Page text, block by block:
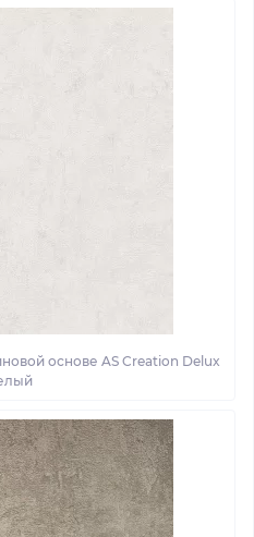
основе AS Creation Delux